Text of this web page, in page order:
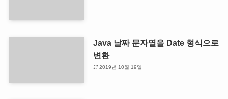
Java 날짜 문자열을 Date 형식으로
변환
2019년 10월 19일